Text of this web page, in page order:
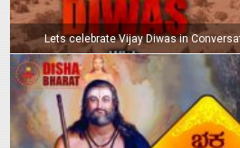
Lets celebrate Vijay Diwas in